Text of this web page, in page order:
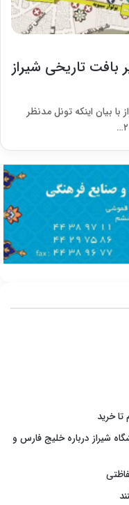
بافت‌ تاریخی شیراز
بیان اینکه تونل مدنظر
خرید
شیراز درباره خلیج فارس و